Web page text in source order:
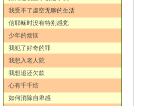
我受不了虚空无聊的生活
信耶稣时没有特别感觉
少年的烦恼
我犯了好奇的罪
我想入老人院
我想追还欠款
心有千千结
如何消除自卑感